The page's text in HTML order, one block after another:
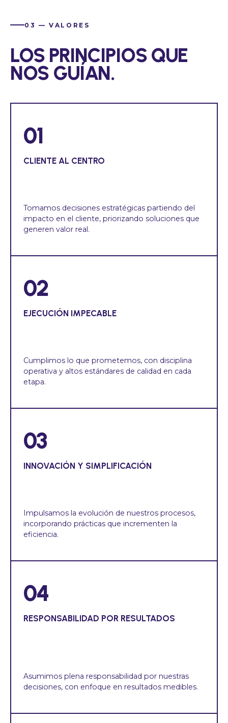
03 — VALORES
LOS PRINCIPIOS QUE
NOS GUÍAN.
01
CLIENTE AL CENTRO
Tomamos decisiones estratégicas partiendo del
impacto en el cliente, priorizando soluciones que
generen valor real.
02
EJECUCIÓN IMPECABLE
Cumplimos lo que prometemos, con disciplina
operativa y altos estándares de calidad en cada
etapa.
03
INNOVACIÓN Y SIMPLIFICACIÓN
Impulsamos la evolución de nuestros procesos,
incorporando prácticas que incrementen la
eficiencia.
04
RESPONSABILIDAD POR RESULTADOS
Asumimos plena responsabilidad por nuestras
decisiones, con enfoque en resultados medibles.